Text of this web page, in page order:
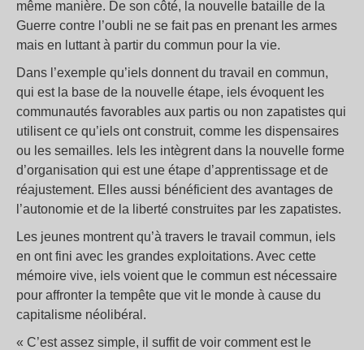
même manière. De son côté, la nouvelle bataille de la
Guerre contre l’oubli ne se fait pas en prenant les armes
mais en luttant à partir du commun pour la vie.
Dans l’exemple qu’iels donnent du travail en commun,
qui est la base de la nouvelle étape, iels évoquent les
communautés favorables aux partis ou non zapatistes qui
utilisent ce qu’iels ont construit, comme les dispensaires
ou les semailles. Iels les intègrent dans la nouvelle forme
d’organisation qui est une étape d’apprentissage et de
réajustement. Elles aussi bénéficient des avantages de
l’autonomie et de la liberté construites par les zapatistes.
Les jeunes montrent qu’à travers le travail commun, iels
en ont fini avec les grandes exploitations. Avec cette
mémoire vive, iels voient que le commun est nécessaire
pour affronter la tempête que vit le monde à cause du
capitalisme néolibéral.
« C’est assez simple, il suffit de voir comment est le